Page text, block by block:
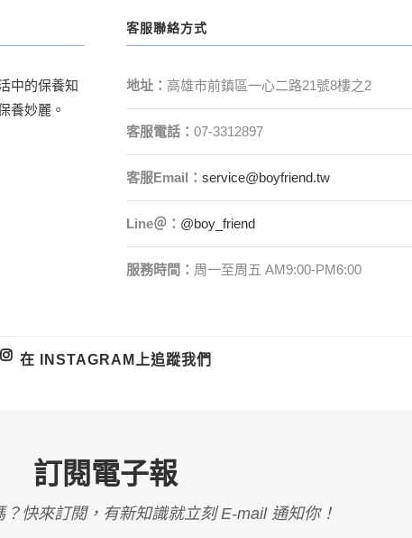
中的保養知
養妙麗。
客服聯絡方式
地址： 高雄市前鎮區一心二路21號8樓之2
客服電話：07-3312897
客服Email ：service@boyfriend.tw
Line＠： @boy_friend
服務時間： 周一至周五 AM9:00-PM6:00
在 INSTAGRAM上追蹤我們
訂閱電子報
快來訂閱，有新知識就立刻 E-mail 通知你！